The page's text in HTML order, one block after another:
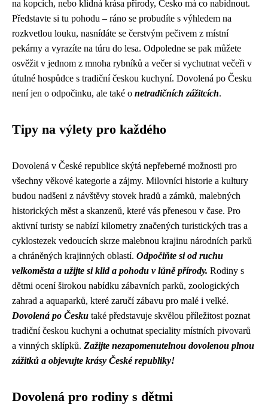
na kopcích, nebo klidná krása přírody, Česko má co nabídnout.
Představte si tu pohodu – ráno se probudíte s výhledem na
rozkvetlou louku, nasnídáte se čerstvým pečivem z místní
pekárny a vyrazíte na túru do lesa. Odpoledne se pak můžete
osvěžit v jednom z mnoha rybníků a večer si vychutnat večeři v
útulné hospůdce s tradiční českou kuchyní. Dovolená po Česku
není jen o odpočinku, ale také o netradičních zážitcích.
Tipy na výlety pro každého
Dovolená v České republice skýtá nepřeberné možnosti pro
všechny věkové kategorie a zájmy. Milovníci historie a kultury
budou nadšeni z návštěvy stovek hradů a zámků, malebných
historických měst a skanzenů, které vás přenesou v čase. Pro
aktivní turisty se nabízí kilometry značených turistických tras a
cyklostezek vedoucích skrze malebnou krajinu národních parků
a chráněných krajinných oblastí. Odpočiňte si od ruchu
velkoměsta a užijte si klid a pohodu v lůně přírody. Rodiny s
dětmi ocení širokou nabídku zábavních parků, zoologických
zahrad a aquaparků, které zaručí zábavu pro malé i velké.
Dovolená po Česku také představuje skvělou příležitost poznat
tradiční českou kuchyni a ochutnat speciality místních pivovarů
a vinných sklípků. Zažijte nezapomenutelnou dovolenou plnou
zážitků a objevujte krásy České republiky!
Dovolená pro rodiny s dětmi